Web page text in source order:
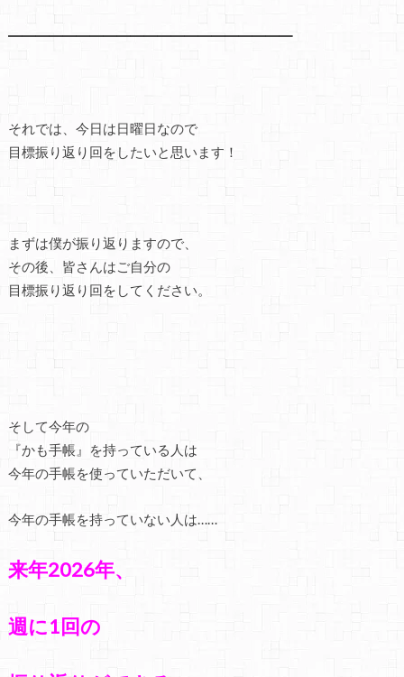
━━━━━━━━━━━━━━━━━━━━━
それでは、今日は日曜日なので
目標振り返り回をしたいと思います！
まずは僕が振り返りますので、
その後、皆さんはご自分の
目標振り返り回をしてください。
そして今年の
『かも手帳』を持っている人は
今年の手帳を使っていただいて、
今年の手帳を持っていない人は……
来年2026年、
週に1回の